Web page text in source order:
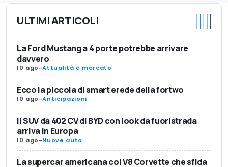
ULTIMI ARTICOLI
La Ford Mustang a 4 porte potrebbe arrivare
davvero
10 ago-Attualità e mercato
Ecco la piccola di smart erede della fortwo
10 ago-Anticipazioni
Il SUV da 402 CV di BYD con look da fuoristrada
arriva in Europa
10 ago-Nuove auto
La supercar americana col V8 Corvette che sfida